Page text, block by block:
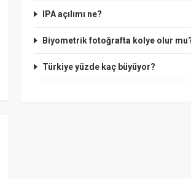
IPA açılımı ne?
Biyometrik fotoğrafta kolye olur
Türkiye yüzde kaç büyüyor?